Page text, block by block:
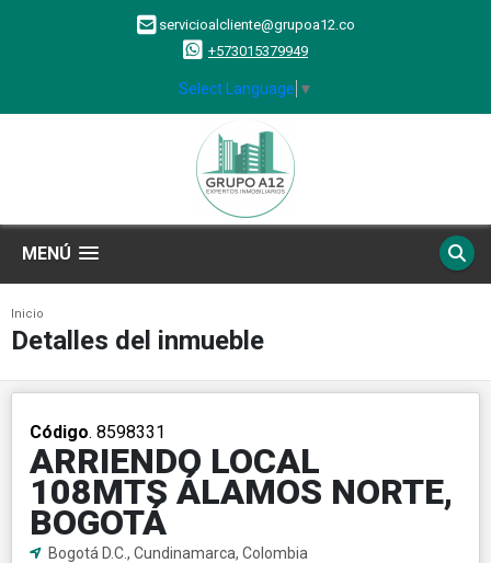
servicioalcliente@grupoa12.co
+573015379949
Select Language ▼
MENÚ
Inicio
Detalles del inmueble
Código. 8598331
ARRIENDO LOCAL
108MTS ÁLAMOS NORTE,
BOGOTÁ
Bogotá D.C., Cundinamarca, Colombia